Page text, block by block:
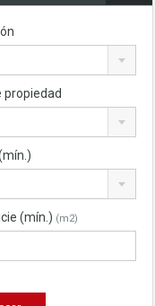
propiedad
(mín.) (m2)